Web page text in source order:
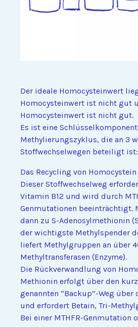
Der ideale Homocysteinwert
Homocysteinwert ist nicht gut
Homocysteinwert ist nicht gut.
Es ist eine
Methylierungszyklus, die an 3
Stoffwechselwegen beteiligt ist:
Das Recycling von
Dieser Stoffwechselweg
Vitamin B12 und wird durch
Genmutationen beeinträchtigt.
dann zu S-Adenosylmethionin
der wichtigste Methylspender
liefert Methylgruppen an über
Methyltransferasen (Enzyme).
Die Rückverwandlung von
Methionin erfolgt über den
genannten “Backup”-Weg über
und erfordert Betain, Tri-
Bei einer MTHFR-Genmutation